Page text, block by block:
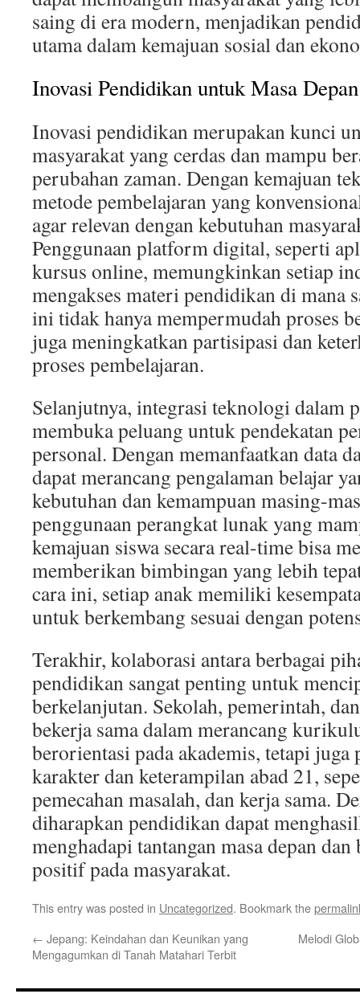
saing di era modern, menjadikan
utama dalam kemajuan sosial dan
Inovasi Pendidikan untuk Masa Depan
Inovasi pendidikan merupakan kunci
masyarakat yang cerdas dan mampu
perubahan zaman. Dengan kemajuan
metode pembelajaran yang
agar relevan dengan kebutuhan
Penggunaan platform digital, seperti
kursus online, memungkinkan setiap
mengakses materi pendidikan di mana
ini tidak hanya mempermudah proses
juga meningkatkan partisipasi dan
proses pembelajaran.
Selanjutnya, integrasi teknologi dalam
membuka peluang untuk pendekatan
personal. Dengan memanfaatkan data
dapat merancang pengalaman belajar
kebutuhan dan kemampuan masing-
penggunaan perangkat lunak yang
kemajuan siswa secara real-time bisa
memberikan bimbingan yang lebih
cara ini, setiap anak memiliki
untuk berkembang sesuai dengan
Terakhir, kolaborasi antara berbagai
pendidikan sangat penting untuk
berkelanjutan. Sekolah, pemerintah,
bekerja sama dalam merancang
berorientasi pada akademis, tetapi juga
karakter dan keterampilan abad 21,
pemecahan masalah, dan kerja sama.
diharapkan pendidikan dapat
menghadapi tantangan masa depan
positif pada masyarakat.
This entry was posted in Uncategorized. Bookmark the
← Jepang: Keindahan dan Keunikan yang
Mengagumkan di Tanah Matahari Terbit
Melodi